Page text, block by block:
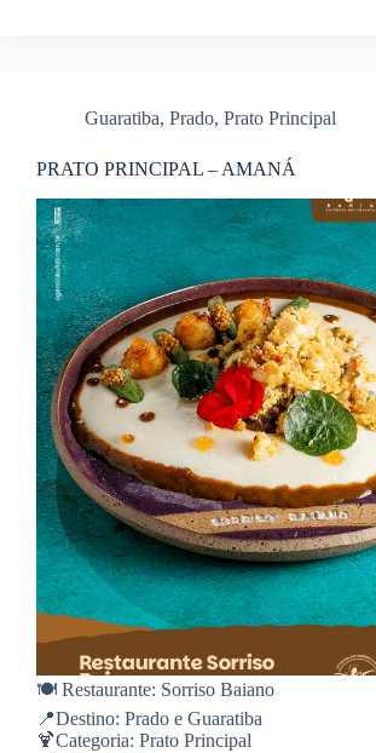
Guaratiba, Prado, Prato Principal
PRATO PRINCIPAL – AMANÁ
🍽️ Restaurante: Sorriso Baiano
📍Destino: Prado e Guaratiba
🍹Categoria: Prato Principal